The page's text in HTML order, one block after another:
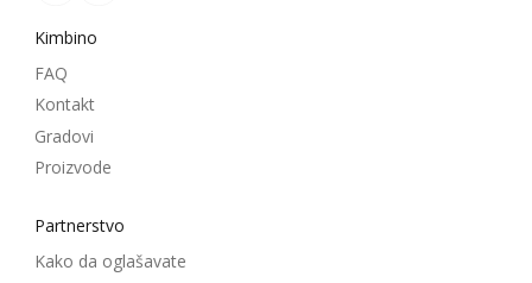
Kimbino
FAQ
Kontakt
Gradovi
Proizvode
Partnerstvo
Kako da oglašavate